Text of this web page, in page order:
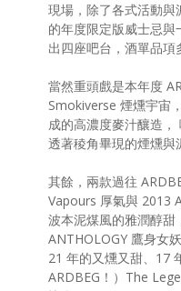
現場，除了各式活動與
的年度限定版威士忌
出四座吧台，酒單品項
當然重頭戲是本年度
Smokiverse 煙燻宇宙
成的高濃度麥汁釀造，
透著稜角畢現的煙燻與
其餘，兩款過往
Vapours 厚氣與 2013
波本泥煤風的雅潤醇
ANTHOLOGY 鷹身女
21 年的又燻又甜、17
ARDBEG！）The